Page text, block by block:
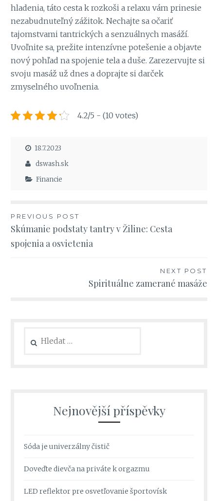
hladenia, táto cesta k rozkoši a relaxu vám prinesie
nezabudnuteľný zážitok. Nechajte sa očariť
tajomstvami tantrických a senzuálnych masáží.
Uvoľnite sa, prežite intenzívne potešenie a objavte
nový pohľad na spojenie tela a duše. Zarezervujte si
svoju masáž už dnes a doprajte si darček
zmyselného uvoľnenia.
4.2/5 - (10 votes)
18.7.2023
dswash.sk
Financie
Navigace
pro
příspěvek
PREVIOUS POST
Skúmanie podstaty tantry v Žiline: Cesta
spojenia a osvietenia
NEXT POST
Spirituálne zamerané masáže
Nejnovější příspěvky
Sóda je univerzálny čistič
Doveďte dievča na priváte k orgazmu
LED reflektor pre osvetľovanie športovísk